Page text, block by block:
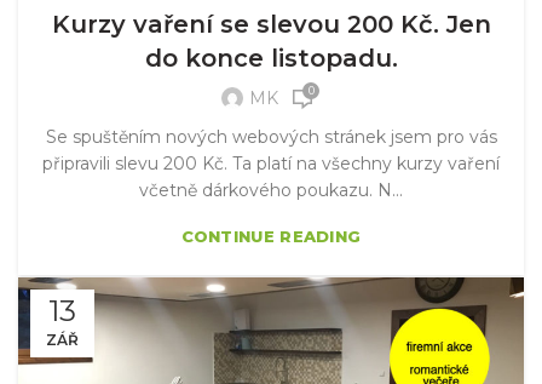
Kurzy vaření se slevou 200 Kč. Jen
do konce listopadu.
MK 0
Se spuštěním nových webových stránek jsem pro vás
připravili slevu 200 Kč. Ta platí na všechny kurzy vaření
včetně dárkového poukazu. N...
CONTINUE READING
13
ZÁŘ